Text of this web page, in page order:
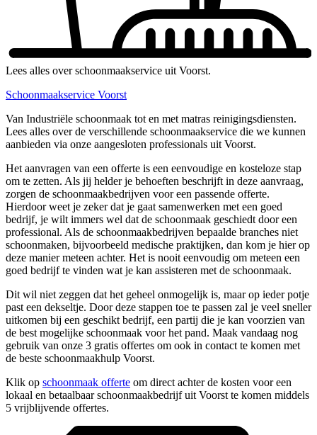
Lees alles over schoonmaakservice uit Voorst.
Schoonmaakservice Voorst
Van Industriële schoonmaak tot en met matras reinigingsdiensten.
Lees alles over de verschillende schoonmaakservice die we kunnen
aanbieden via onze aangesloten professionals uit Voorst.
Het aanvragen van een offerte is een eenvoudige en kosteloze stap
om te zetten. Als jij helder je behoeften beschrijft in deze aanvraag,
zorgen de schoonmaakbedrijven voor een passende offerte.
Hierdoor weet je zeker dat je gaat samenwerken met een goed
bedrijf, je wilt immers wel dat de schoonmaak geschiedt door een
professional. Als de schoonmaakbedrijven bepaalde branches niet
schoonmaken, bijvoorbeeld medische praktijken, dan kom je hier op
deze manier meteen achter. Het is nooit eenvoudig om meteen een
goed bedrijf te vinden wat je kan assisteren met de schoonmaak.
Dit wil niet zeggen dat het geheel onmogelijk is, maar op ieder potje
past een dekseltje. Door deze stappen toe te passen zal je veel sneller
uitkomen bij een geschikt bedrijf, een partij die je kan voorzien van
de best mogelijke schoonmaak voor het pand. Maak vandaag nog
gebruik van onze 3 gratis offertes om ook in contact te komen met
de beste schoonmaakhulp Voorst.
Klik op schoonmaak offerte om direct achter de kosten voor een
lokaal en betaalbaar schoonmaakbedrijf uit Voorst te komen middels
5 vrijblijvende offertes.